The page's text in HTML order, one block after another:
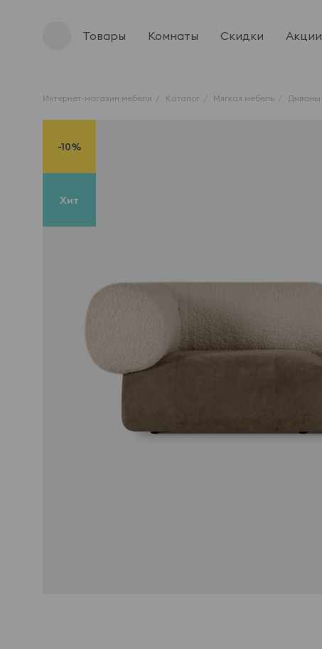
Товары Комнаты Скидки Акции
Интернет-магазин мебели Каталог Мягкая мебель Диваны
-10%
Хит